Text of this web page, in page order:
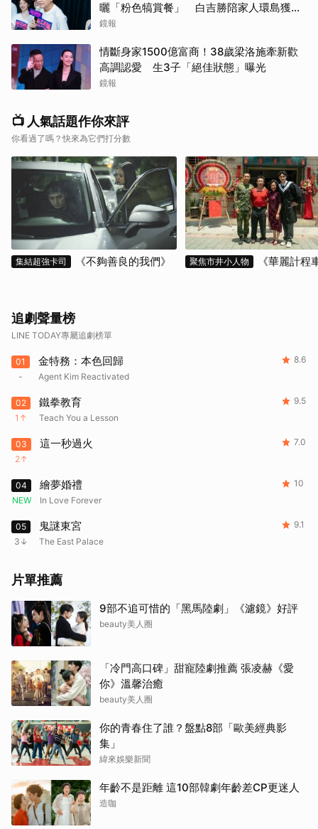
曬「粉色犒賞餐」 白吉勝陪家人環島獲封
「最狂老爸」
鏡報
情斷身家1500億富商！38歲梁洛施牽新歡
高調認愛 生3子「絕佳狀態」曝光
鏡報
📺 人氣話題作你來評
你看過了嗎？快來為它們打分數
集結超強卡司 《不夠善良的我們》 聚焦市井小人物 《華麗計程
追劇聲量榜
LINE TODAY專屬追劇榜單
01
-
金特務：本色回歸
Agent Kim Reactivated
8.6
02
1
鐵拳教育
Teach You a Lesson
9.5
03
2
這一秒過火 7.0
04
NEW
繪夢婚禮
In Love Forever
10
05
3
鬼謎東宮
The East Palace
9.1
片單推薦
9部不追可惜的「黑馬陸劇」《濾鏡》好評
beauty美人圈
「冷門高口碑」甜寵陸劇推薦 張凌赫《愛
你》溫馨治癒
beauty美人圈
你的青春住了誰？盤點8部「歐美經典影
集」
緯來娛樂新聞
年齡不是距離 這10部韓劇年齡差CP更迷人
造咖